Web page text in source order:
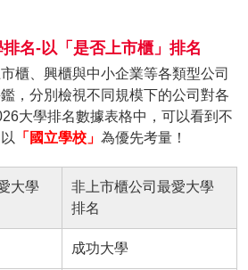
名-以「是否上市櫃」排名
櫃、興櫃與中小企業等各類型公司
，分別檢視不同規模下的公司對各
大學排名數據表格中，可以看到不
「國立學校」為優先考量！
大學
非上市櫃公司最愛大學
排名
成功大學